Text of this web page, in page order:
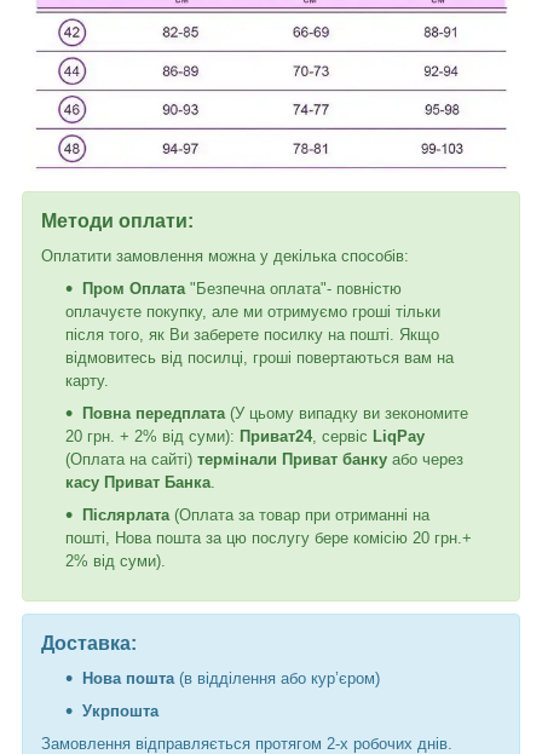
Методи оплати:
Оплатити замовлення можна у декілька способів:
Пром Оплата "Безпечна оплата"- повністю
оплачуєте покупку, але ми отримуємо гроші тільки
після того, як Ви заберете посилку на пошті. Якщо
відмовитесь від посилці, гроші повертаються вам на
карту.
Повна передплата (У цьому випадку ви зекономите
20 грн. + 2% від суми): Приват24, сервіс LiqPay
(Оплата на сайті) термінали Приват банку або через
касу Приват Банка
Післярлата (Оплата за товар при отриманні на
пошті, Нова пошта за цю послугу бере комісію 20 грн.+
2% від суми).
Доставка:
Нова пошта (в відділення або кур’єром)
Укрпошта
Замовлення відправляється протягом 2-х робочих днів.